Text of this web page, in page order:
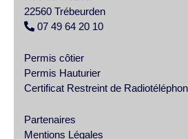
22560 Trébeurden
07 49 64 20 10
Permis côtier
Permis Hauturier
Certificat Restreint de
Partenaires
Mentions Légales